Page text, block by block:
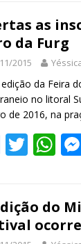
b
o
o
k
er s
A
p
p
as
da Furg
2015
edição da Feira
no litoral
de 2016, na
F
ac
b
o
T
w
er
W
h
s
A
do